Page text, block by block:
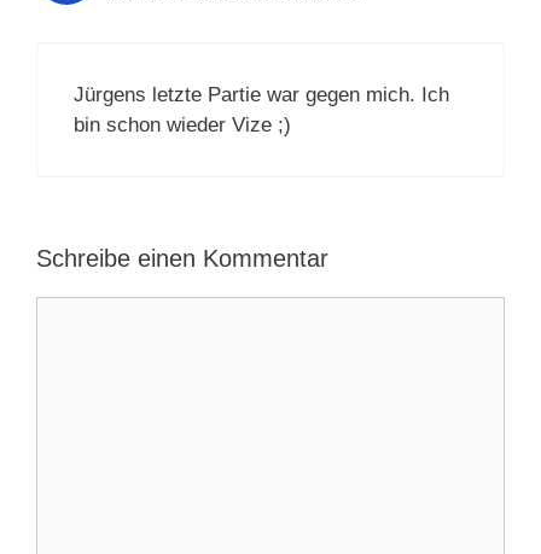
Jürgens letzte Partie war gegen mich. Ich
bin schon wieder Vize ;)
Schreibe einen Kommentar